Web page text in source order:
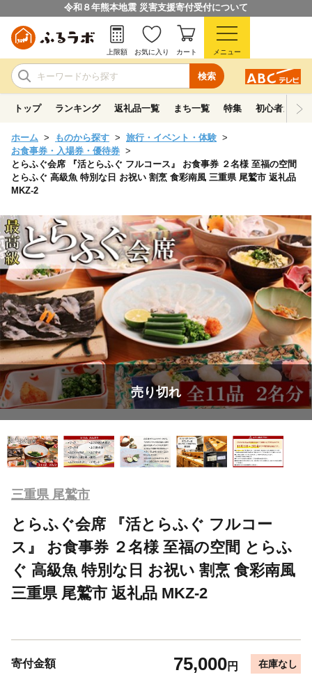
令和８年熊本地震 災害支援寄付受付について
検索
上限額 お気に入り カート メニュー
トップ ランキング 返礼品一覧 まち一覧 特集 初心者ガイド
ホーム ものから探す
旅行・イベント・体験
お食事券・入場券・優待券
とらふぐ会席 『活とらふぐ フルコース』 お食事券 ２名様 至福の空間
とらふぐ 高級魚 特別な日 お祝い 割烹 食彩南風 三重県 尾鷲市 返礼品
MKZ-2
売り切れ
三重県 尾鷲市
とらふぐ会席 『活とらふぐ フルコー
ス』 お食事券 ２名様 至福の空間 とらふ
ぐ 高級魚 特別な日 お祝い 割烹 食彩南風
三重県 尾鷲市 返礼品 MKZ-2
寄付金額 75,000円 在庫なし